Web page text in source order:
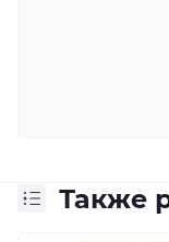
Также